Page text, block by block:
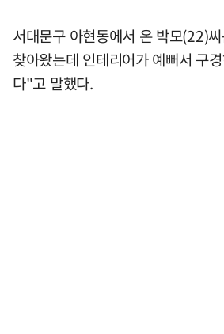
서대문구 아현동에서 온 박모(22)
찾아왔는데 인테리어가 예뻐서 구
다"고 말했다.